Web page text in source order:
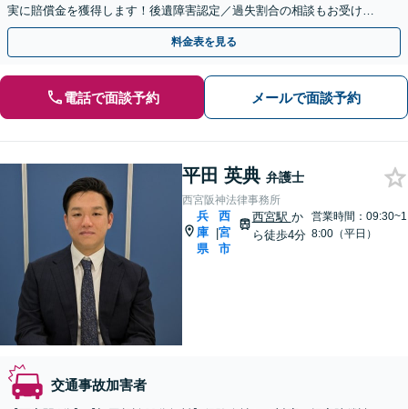
実に賠償金を獲得します！後遺障害認定／過失割合の相談もお受けし
ます【初回のご相談無料】【土日・夜間の受付可能】
料金表を見る
電話で面談予約 メールで面談予約
平田 英典 弁護士
西宮阪神法律事務所
兵
庫
県
|
西
宮
市
西宮駅 か
ら徒歩4分
営業時間：09:30~1
8:00（平日）
交通事故加害者